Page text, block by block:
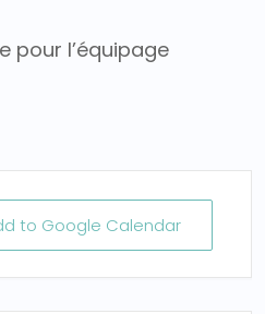
pour l’équipage
to Google Calendar